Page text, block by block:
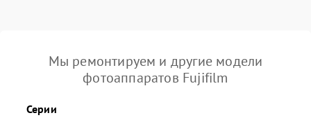
Мы ремонтируем и другие модели
фотоаппаратов Fujifilm
Серии